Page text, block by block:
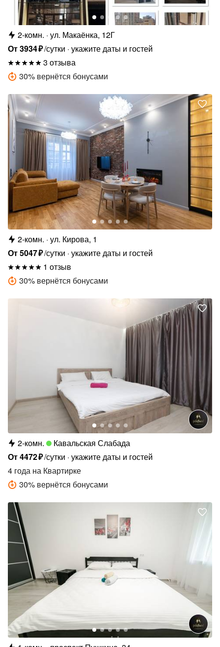
2-комн. ул. Макаёнка, 12Г
От3934₽/сутки укажите даты и гостей
3 отзыва
30% вернётся бонусами
2-комн. ул. Кирова, 1
От5047₽/сутки укажите даты и гостей
1 отзыв
30% вернётся бонусами
2-комн.
Кавальская Слабада
От4472₽/сутки укажите даты и гостей
4 года на Квартирке
30% вернётся бонусами